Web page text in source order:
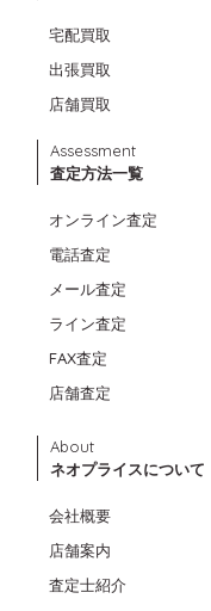
宅配買取
出張買取
店舗買取
Assessment
査定方法一覧
オンライン査定
電話査定
メール査定
ライン査定
FAX査定
店舗査定
About
ネオプライスについて
会社概要
店舗案内
査定士紹介